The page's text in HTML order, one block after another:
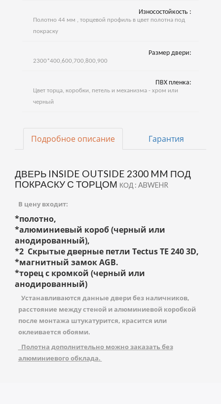
Износостойкость :
Полотно 44 мм , торцевой профиль в цвет полотна под
покраску
Размер двери:
2300*400,600,700,800,900
ПВХ пленка:
Цвет торца, коробки, петель и механизма - хром или
черный
Подробное описание Гарантия
ДВЕРЬ INSIDE OUTSIDE 2300 MM ПОД
ПОКРАСКУ С ТОРЦОМ КОД : ABWEHR
В цену входит:
*полотно,
*алюминиевый короб (черный или
анодированный),
*2 Скрытые дверные петли Tectus TE 240 3D,
*магнитный замок AGB.
*торец с кромкой (черный или
анодированный)
Устанавливаются данные двери без наличников,
расстояние между стеной и алюминиевой коробкой
после монтажа штукатурится, красится или
оклеивается обоями.
Полотна дополнительно можно заказать без
алюминиевого обклада.